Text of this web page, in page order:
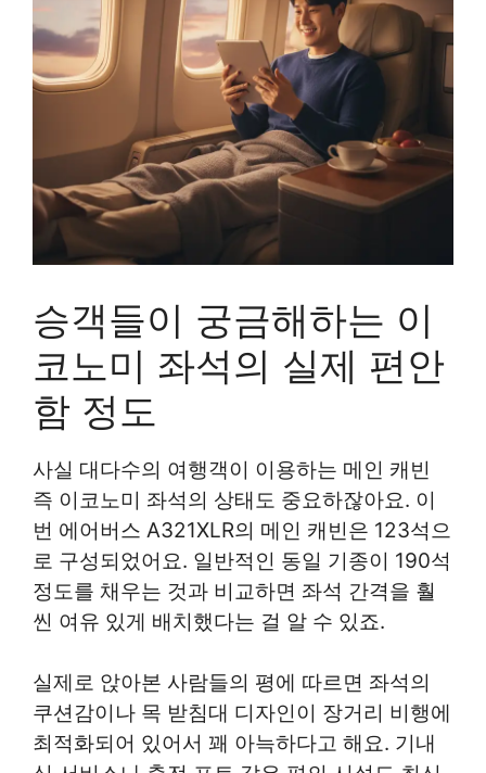
승객들이 궁금해하는 이
코노미 좌석의 실제 편안
함 정도
사실 대다수의 여행객이 이용하는 메인 캐빈
즉 이코노미 좌석의 상태도 중요하잖아요. 이
번 에어버스 A321XLR의 메인 캐빈은 123석으
로 구성되었어요. 일반적인 동일 기종이 190석
정도를 채우는 것과 비교하면 좌석 간격을 훨
씬 여유 있게 배치했다는 걸 알 수 있죠.
실제로 앉아본 사람들의 평에 따르면 좌석의
쿠션감이나 목 받침대 디자인이 장거리 비행에
최적화되어 있어서 꽤 아늑하다고 해요. 기내